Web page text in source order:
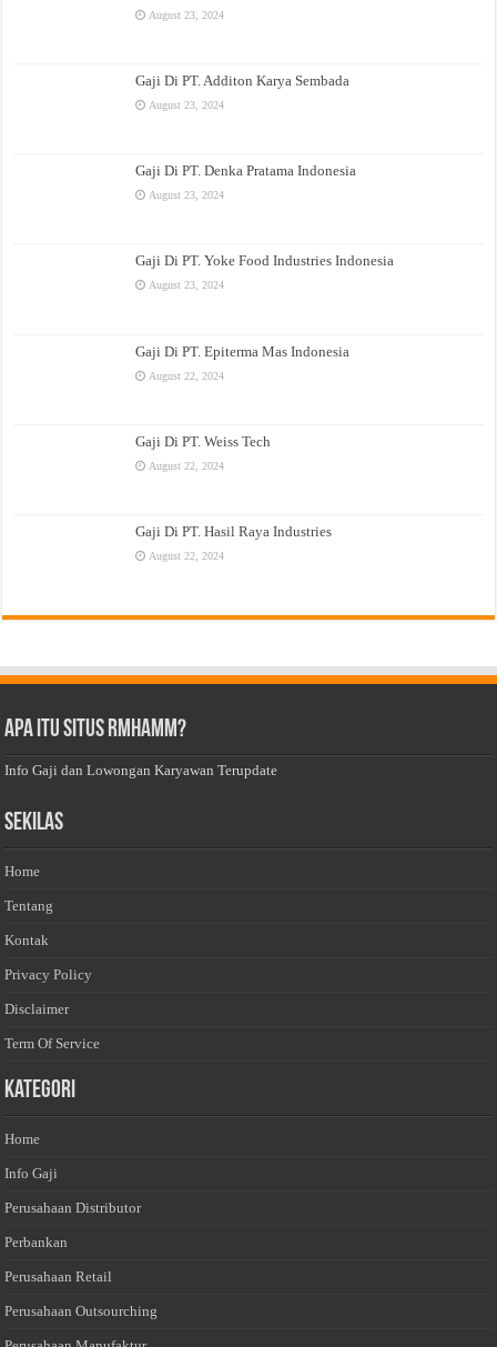
August 23, 2024
Gaji Di PT. Additon Karya Sembada
August 23, 2024
Gaji Di PT. Denka Pratama Indonesia
August 23, 2024
Gaji Di PT. Yoke Food Industries Indonesia
August 23, 2024
Gaji Di PT. Epiterma Mas Indonesia
August 22, 2024
Gaji Di PT. Weiss Tech
August 22, 2024
Gaji Di PT. Hasil Raya Industries
August 22, 2024
Apa Itu Situs Rmhamm?
Info Gaji dan Lowongan Karyawan Terupdate
Sekilas
Home
Tentang
Kontak
Privacy Policy
Disclaimer
Term Of Service
Kategori
Home
Info Gaji
Perusahaan Distributor
Perbankan
Perusahaan Retail
Perusahaan Outsourching